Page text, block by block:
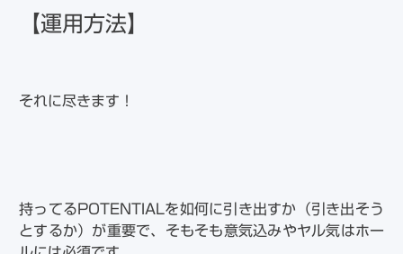
【運用方法】
それに尽きます！
持ってるPOTENTIALを如何に引き出すか（引き出そう
とするか）が重要で、そもそも意気込みやヤル気はホー